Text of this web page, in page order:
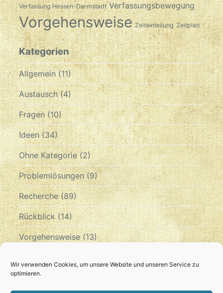
Wir verwenden Cookies, um unsere Website und unseren Service zu
optimieren.
Verfassung Hessen-Darmstadt Verfassungsbewegung
Vorgehensweise Zeiteinteilung Zeitplan
Kategorien
Allgemein(11)
Austausch(4)
Fragen(10)
Ideen(34)
Ohne Kategorie(2)
Problemlösungen(9)
Recherche(89)
Rückblick(14)
Vorgehensweise(13)